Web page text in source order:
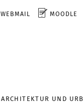
WEBMAIL MOODLE
ARCHITEKTUR UND